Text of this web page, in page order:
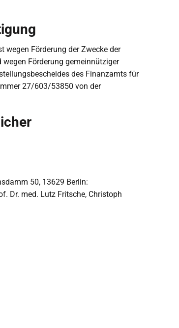
Förderung der Zwecke der
Förderung gemeinnütziger
des Finanzamts für
27/603/53850 von der
50, 13629 Berlin:
Dr. med. Lutz Fritsche, Christoph